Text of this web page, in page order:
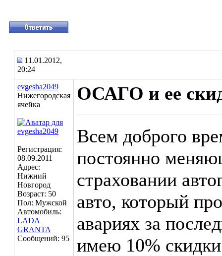
11.01.2012,
20:24
evgesha2049
Нижегородская
ячейка
Регистрация:
08.09.2011
Адрес:
Нижний
Новгород
Возраст: 50
Пол: Мужской
Автомобиль:
LADA
GRANTA
Сообщений: 95
ОСАГО и ее
Всем доброго
постоянно
страховании
авто, который
авариях за
имею 10%